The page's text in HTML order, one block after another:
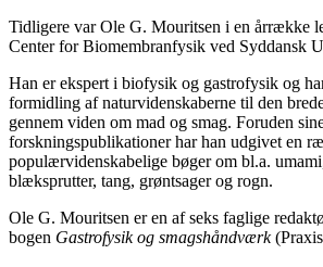
Tidligere var Ole G. Mouritsen i en årrække
Center for Biomembranfysik ved Syddansk
Han er ekspert i biofysik og gastrofysik og
formidling af naturvidenskaberne til den
gennem viden om mad og smag. Foruden
forskningspublikationer har han udgivet en
populærvidenskabelige bøger om bl.a.
blæksprutter, tang, grøntsager og rogn.
Ole G. Mouritsen er en af seks faglige
bogen Gastrofysik og smagshåndværk